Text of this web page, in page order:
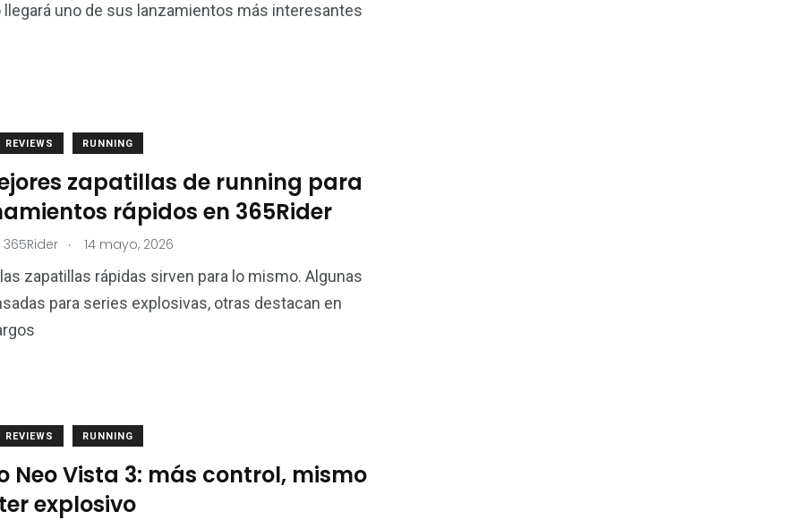
llegará uno de sus lanzamientos más interesantes
REVIEWS RUNNING
zapatillas de running para
rápidos en 365Rider
. 14 mayo, 2026
zapatillas rápidas sirven para lo mismo. Algunas
para series explosivas, otras destacan en
REVIEWS RUNNING
Neo Vista 3: más control, mismo
explosivo